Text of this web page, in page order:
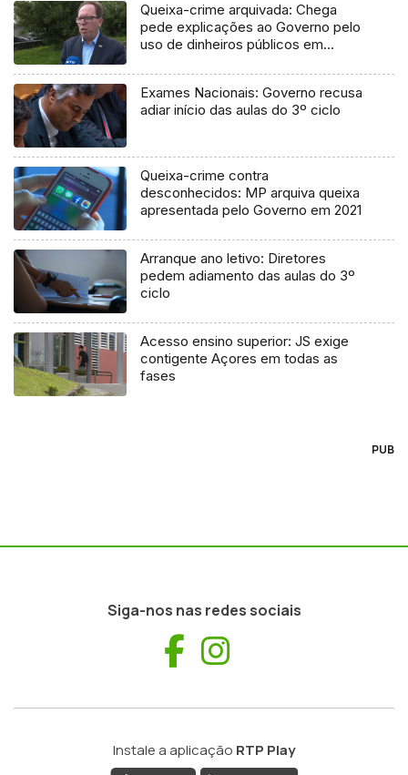
Queixa-crime arquivada: Chega
pede explicações ao Governo pelo
uso de dinheiros públicos em
Exames Nacionais: Governo recusa
adiar início das aulas do 3º ciclo
Queixa-crime contra
desconhecidos: MP arquiva queixa
apresentada pelo Governo em 2021
Arranque ano letivo: Diretores
pedem adiamento das aulas do 3º
ciclo
Acesso ensino superior: JS exige
contigente Açores em todas as
fases
PUB
Siga-nos nas redes sociais
Facebook
Instale a aplicação RTP Play